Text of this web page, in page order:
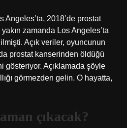
Angeles’ta, 2018’de prostat
zamanda Los Angeles’ta
Açık veriler, oyuncunun
prostat kanserinden öldüğü
gösteriyor. Açıklamada şöyle
görmezden gelin. O hayatta,
çıkacak?